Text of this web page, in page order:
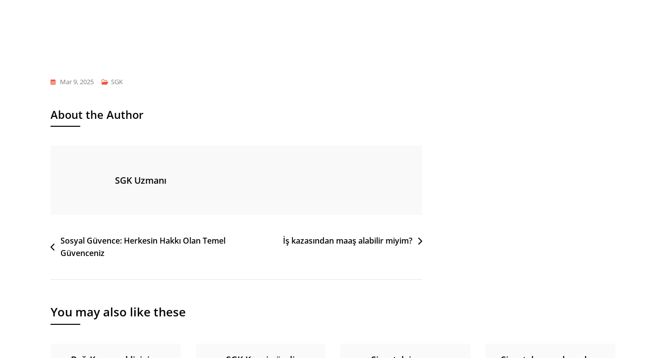
Mar 9, 2025 SGK
About the Author
SGK Uzmanı
Yazı
gezinmesi
Sosyal Güvence: Herkesin Hakkı Olan Temel
Güvenceniz
İş kazasından maaş alabilir miyim?
You may also like these